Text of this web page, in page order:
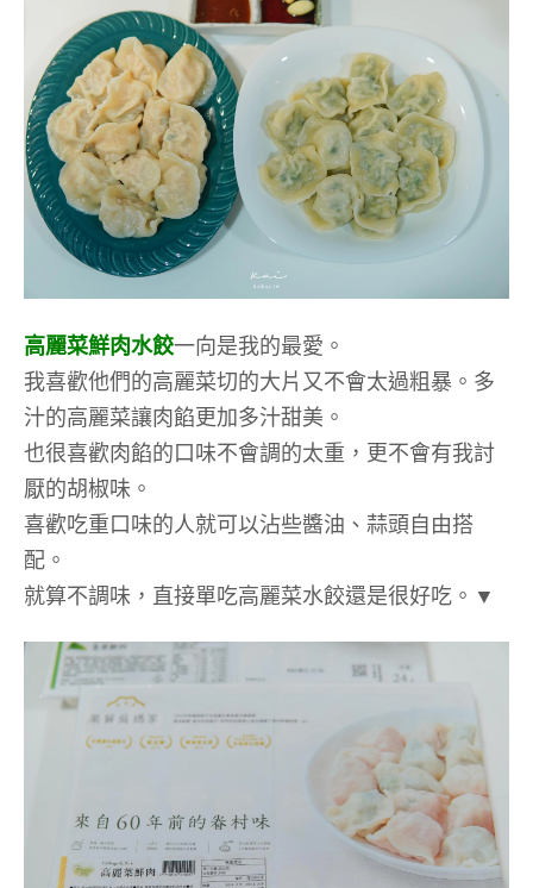
高麗菜鮮肉水餃一向是我的最愛。
我喜歡他們的高麗菜切的大片又不會太過粗暴。多
汁的高麗菜讓肉餡更加多汁甜美。
也很喜歡肉餡的口味不會調的太重，更不會有我討
厭的胡椒味。
喜歡吃重口味的人就可以沾些醬油、蒜頭自由搭
配。
就算不調味，直接單吃高麗菜水餃還是很好吃。▼